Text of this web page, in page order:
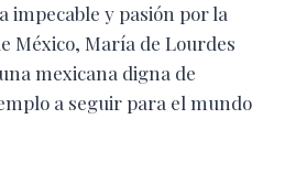
impecable y pasión por la
México, María de Lourdes
mexicana digna de
a seguir para el mundo